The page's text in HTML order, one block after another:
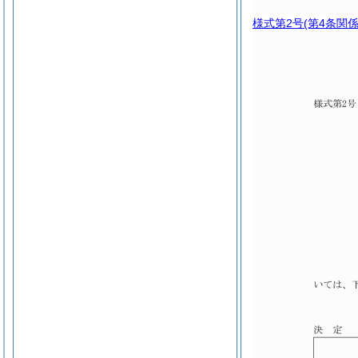
様式第2号(第4条関